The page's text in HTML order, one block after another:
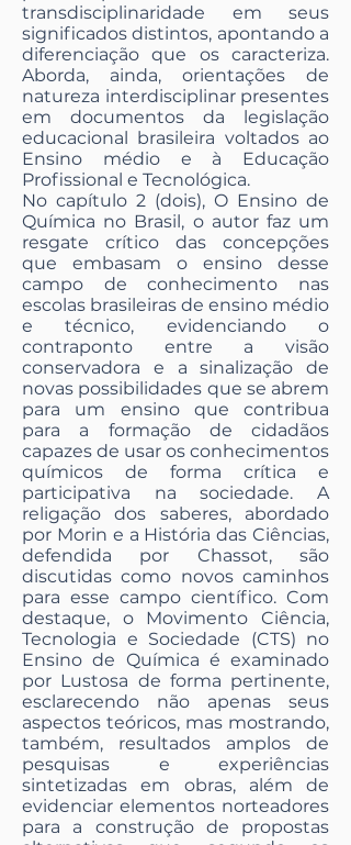
transdisciplinaridade em seus
significados distintos, apontando a
diferenciação que os caracteriza.
Aborda, ainda, orientações de
natureza interdisciplinar presentes
em documentos da legislação
educacional brasileira voltados ao
Ensino médio e à Educação
Profissional e Tecnológica.
No capítulo 2 (dois), O Ensino de
Química no Brasil, o autor faz um
resgate crítico das concepções
que embasam o ensino desse
campo de conhecimento nas
escolas brasileiras de ensino médio
e técnico, evidenciando o
contraponto entre a visão
conservadora e a sinalização de
novas possibilidades que se abrem
para um ensino que contribua
para a formação de cidadãos
capazes de usar os conhecimentos
químicos de forma crítica e
participativa na sociedade. A
religação dos saberes, abordado
por Morin e a História das Ciências,
defendida por Chassot, são
discutidas como novos caminhos
para esse campo científico. Com
destaque, o Movimento Ciência,
Tecnologia e Sociedade (CTS) no
Ensino de Química é examinado
por Lustosa de forma pertinente,
esclarecendo não apenas seus
aspectos teóricos, mas mostrando,
também, resultados amplos de
pesquisas e experiências
sintetizadas em obras, além de
evidenciar elementos norteadores
para a construção de propostas